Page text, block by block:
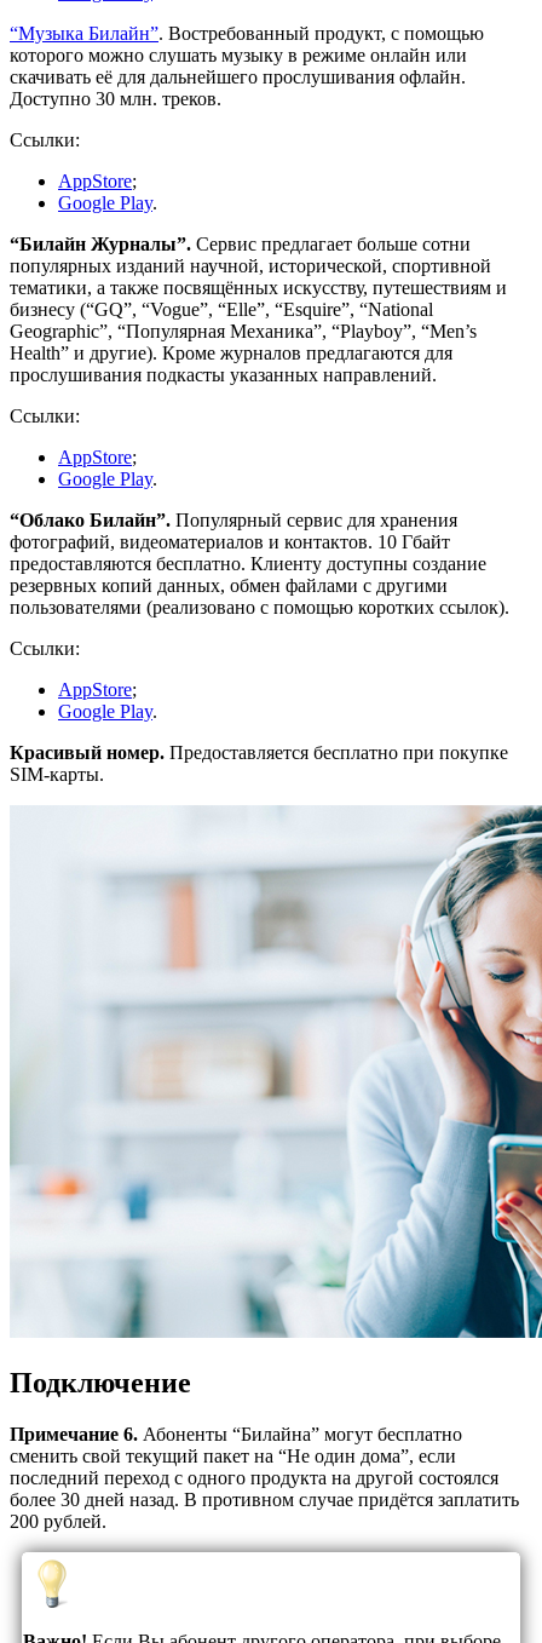
“Музыка Билайн”. Востребованный продукт, с помощью
которого можно слушать музыку в режиме онлайн или
скачивать её для дальнейшего прослушивания офлайн.
Доступно 30 млн. треков.
Ссылки:
AppStore;
Google Play.
“Билайн Журналы”. Сервис предлагает больше сотни
популярных изданий научной, исторической, спортивной
тематики, а также посвящённых искусству, путешествиям и
бизнесу (“GQ”, “Vogue”, “Elle”, “Esquire”, “National
Geographic”, “Популярная Механика”, “Playboy”, “Men’s
Health” и другие). Кроме журналов предлагаются для
прослушивания подкасты указанных направлений.
Ссылки:
AppStore;
Google Play.
“Облако Билайн”. Популярный сервис для хранения
фотографий, видеоматериалов и контактов. 10 Гбайт
предоставляются бесплатно. Клиенту доступны создание
резервных копий данных, обмен файлами с другими
пользователями (реализовано с помощью коротких ссылок).
Ссылки:
AppStore;
Google Play.
Красивый номер. Предоставляется бесплатно при покупке
SIM-карты.
Подключение
Примечание 6. Абоненты “Билайна” могут бесплатно
сменить свой текущий пакет на “Не один дома”, если
последний переход с одного продукта на другой состоялся
более 30 дней назад. В противном случае придётся заплатить
200 рублей.